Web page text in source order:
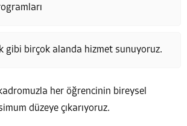
gibi birçok alanda hizmet sunuyoruz.
her öğrencinin bireysel
düzeye çıkarıyoruz.